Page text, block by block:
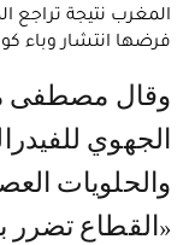
المغرب نتيجة تراجع
فرضها انتشار وباء
وقال مصطفى مديمي، رئيس المكتب
الجهوي
والحلويات
«القطاع تضرر